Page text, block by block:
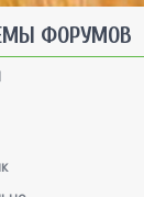
ФОРУМОВ